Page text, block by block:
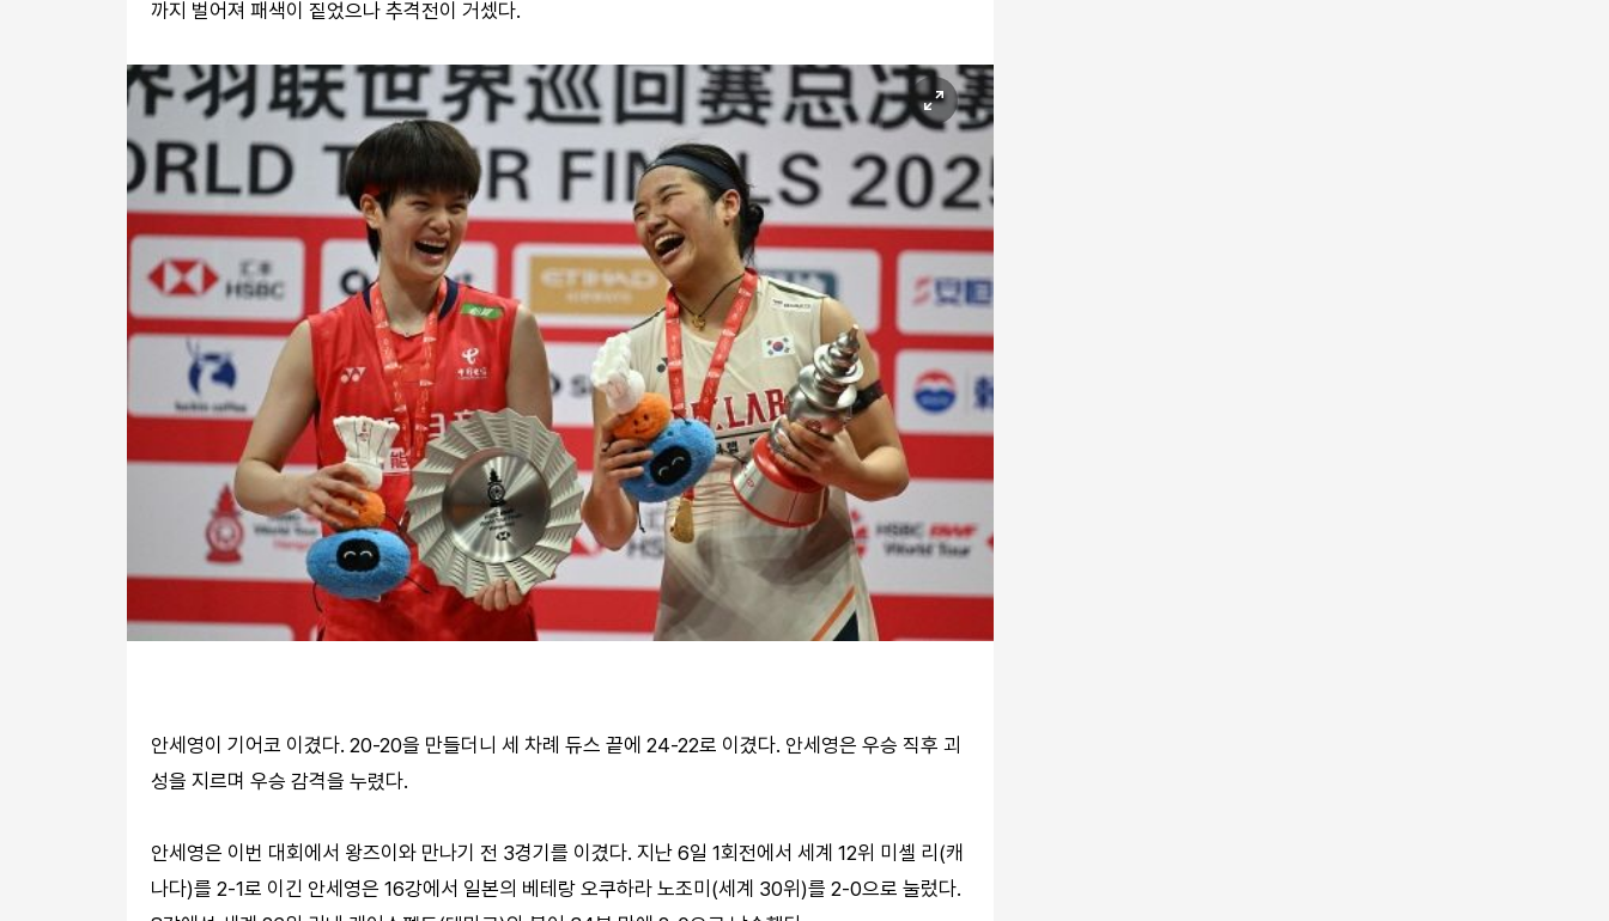
까지 벌어져 패색이 짙었으나 추격전이 거셌다.
안세영이 기어코 이겼다. 20-20을 만들더니 세 차례 듀스 끝에 24-22로 이겼다. 안세영은 우승 직후 괴
성을 지르며 우승 감격을 누렸다.
안세영은 이번 대회에서 왕즈이와 만나기 전 3경기를 이겼다. 지난 6일 1회전에서 세계 12위 미셸 리(캐
나다)를 2-1로 이긴 안세영은 16강에서 일본의 베테랑 오쿠하라 노조미(세계 30위)를 2-0으로 눌렀다.